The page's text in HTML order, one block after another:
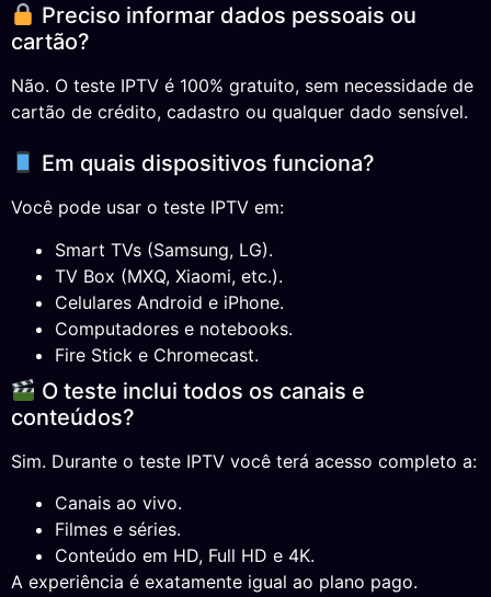
Preciso informar dados pessoais ou
cartão?
Não. O teste IPTV é 100% gratuito, sem necessidade de
cartão de crédito, cadastro ou qualquer dado sensível.
Em quais dispositivos funciona?
Você pode usar o teste IPTV em:
Smart TVs (Samsung, LG).
TV Box (MXQ, Xiaomi, etc.).
Celulares Android e iPhone.
Computadores e notebooks.
Fire Stick e Chromecast.
O teste inclui todos os canais e
conteúdos?
Sim. Durante o teste IPTV você terá acesso completo a:
Canais ao vivo.
Filmes e séries.
Conteúdo em HD, Full HD e 4K.
A experiência é exatamente igual ao plano pago.